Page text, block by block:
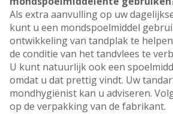
Als extra aanvulling op uw
kunt u een mondspoelmiddel
ontwikkeling van tandplak te
de conditie van het tandvlees te
U kunt natuurlijk ook een
omdat u dat prettig vindt. Uw
mondhygiënist kan u adviseren.
op de verpakking van de fabrikant.